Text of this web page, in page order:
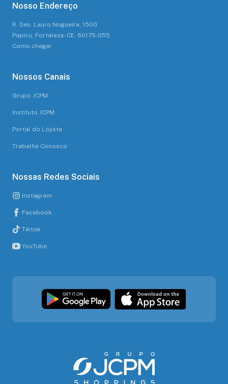
Nosso Endereço
R. Des. Lauro Nogueira, 1500
Papicu, Fortaleza - CE, 60175-055
Como chegar
Nossos Canais
Grupo JCPM
Instituto JCPM
Portal do Lojista
Trabalhe Conosco
Nossas Redes Sociais
Instagram
Facebook
Tiktok
YouTube